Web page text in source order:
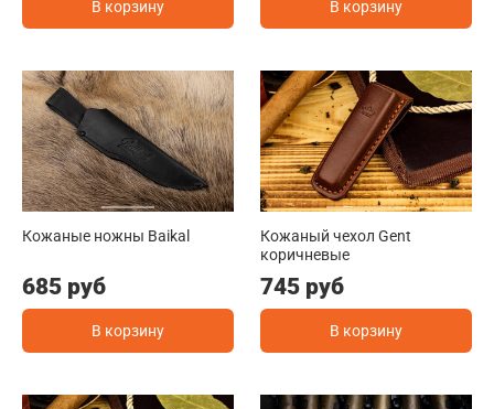
В корзину В корзину
Кожаные ножны Baikal
685 руб
В корзину
Кожаный чехол Gent
коричневые
745 руб
В корзину